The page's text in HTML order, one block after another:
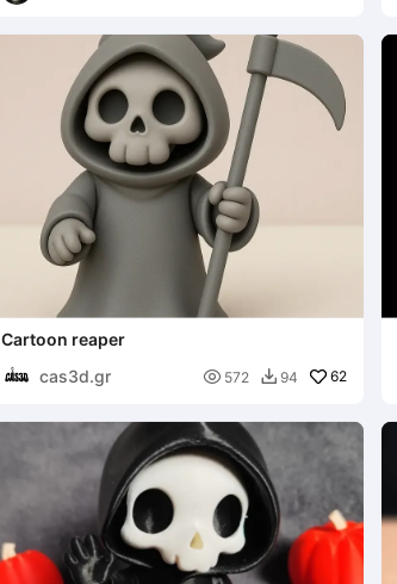
Cartoon reaper
cas3d.gr
 572  94 62